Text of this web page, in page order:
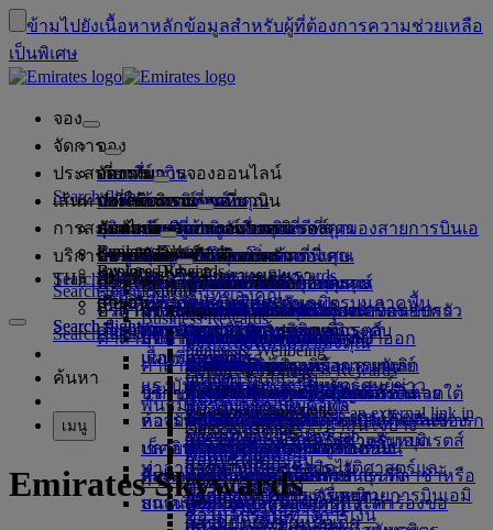
ข้ามไปยังเนื้อหาหลักข้อมูลสำหรับผู้ที่ต้องการความช่วยเหลือ
เป็นพิเศษ
จอง
จอง
จองเที่ยวบิน
ค้นหาเที่ยวบิน
ตารางเที่ยวบิน
ค่าโดยสารราคาพิเศษ
ข้อเสนอพิเศษ
วางแผนการเดินทางของคุณ
จองโรงแรม
ทัวร์และกิจกรรม
บริการการเดินทาง
Meet & GreetMeet & Greet Opens an
external link in a new tab
Dubai Connect
การขนส่ง
บริการรับส่งสนามบิน
เกี่ยวกับการจองออนไลน์
แอพของเอมิเรตส์
การรับประกันราคาที่ดีที่สุดของสายการบินเอ
มิเรตส์
การเลือกที่นั่ง
Hold my fare
แอพของเอมิเรตส์
Search flight
จัดการ
จัดการ
จัดการการจองของคุณ
เรียกดูข้อมูลการจองของคุณ
ยกเลิกการจองของคุณ
เปลี่ยนการจองของคุณ
เลือกที่นั่งของคุณ
อัพเกรดเที่ยวบินของคุณ
จัดการบริการรถพร้อมคนขับ
จองการเดินทางที่ได้รับการอำนวย
ความสะดวก
เช็คอินออนไลน์
ตัวเลือกการเช็คอิน
สถานะเที่ยวบิน
ก่อนเดินทาง
ก่อนออกเดินทาง
ข้อมูลการเดินทาง
คู่มือสำหรับวัตถุอันตราย
กฎระเบียบและประกาศ
สุขภาพ
แบบฟอร์มข้อมูลทางการแพทย์
(MEDIF)
ข้อมูลอาหาร
สารต้องห้ามในสหรัฐอาหรับเอมิเรตส์
ท่าอากาศยานนานาชาติดูไบ
อาคารผู้โดยสาร 3 ของสายการบินเอมิ
เรตส์
สัมภาระ
ข้อมูลสัมภาระ
ข้อมูลสัมภาระ
สัมภาระที่โหลดใต้ท้องเครื่อง
สัมภาระที่นำขึ้นเครื่อง
ซื้อสัมภาระเพิ่มเติม
น้ำหนักสัมภาระที่อนุญาตให้โหลดใต้
ท้องเครื่องเพิ่มเติม
บริการสัมภาระในดูไบ
สัมภาระที่ล่าช้าหรือเสียหาย
วีซ่าและหนังสือเดินทาง
ค้นหาข้อกำหนดเกี่ยวกับวีซ่าของคุณ
ข้อมูลวีซ่าและหนังสือเดินทาง
การอนุญาตให้เดินทางเข้าออก
สหรัฐอเมริกา
วีซ่าของสหรัฐอาหรับเอมิเรตส์
Search flight
ประสบการณ์
ประสบการณ์บนเที่ยวบิน
บริการบนเที่ยวบินของคุณ
คุณสมบัติห้องโดยสาร
ชั้นหนึ่ง
ชั้นธุรกิจ
ชั้นประหยัดพรีเมียม
ชั้นประหยัด
ความสะดวกสบายบนเครื่องบิน
ความบันเทิงบนเที่ยวบิน
รายการบันเทิงบน ice
ice TV Live
บริการ Wi-Fi บนเครื่องบิน
ความบันเทิงสำหรับเด็ก
สัมผัสประสบการณ์กับเอมิเรตส์
การเดินทางของคุณเริ่มต้นที่นี่
สัมผัสประสบการณ์กับเอมิเรตส์
บริการรถรับส่งพร้อมพนักงานขับรถ
บริการของเอมิเรตส์
เทศกาลพิเศษ
การเดินทางแบบไร้สัมผัส
ห้องรับรองผู้โดยสารของเรา
ห้องรับรองผู้โดยสารชั้นหนึ่ง
ห้องรับรองผู้โดยสารชั้นธุรกิจ
ห้องรับรองผู้โดยสารทั่วโลก
การเดินทางเป็นครอบครัว
การเดินทางกับครอบครัวของคุณ
วางแผนการเดินทางของคุณแบบครอบครัว
ผู้เยาว์ที่เดินทางโดยลำพัง
การตั้งครรภ์
น้ำหนักสัมภาระที่อนุญาต
กฏเกี่ยวกับค่าโดยสารของเด็กและทารก
เบาะรองนั่งและเปลเด็กอ่อน
ที่สนามบิน
บนเครื่องบิน
Fly Better
การเดินทางแบบเหนือระดับ
หลากเหตุผลในการบินเหนือระดับ
เกี่ยวกับเรา
เกี่ยวกับเรา
เรื่องราวของเรา
ศูนย์ข่าวประชาสัมพันธ์ศูนย์ข่าว
ประชาสัมพันธ์ Opens an external link in
a new tab
กลุ่มบริษัท
ความปลอดภัย
ความโปร่งใสทางการเงิน
Search flight
เส้นทางที่ให้บริการ
จุดหมายปลายทางของเรา
ปลายทาง
เส้นทางที่ให้บริการ
เอเชียและแปซิฟิก
ทวีปอเมริกา
แอฟริกา
ยุโรป
ตะวันออกกลาง
ปลายทางยอดนิยม
เที่ยวบินสู่ฮ่องกง
เที่ยวบินสู่ลอนดอน
Explore Dubai
Explore Dubai
Explore
Food & Drinks
Outdoor & Adventure
Fitness & Wellbeing
Culture & Heritage
Beach & Marine
Family entertainment
Outdoor Dining
พันธมิตรการเดินทางของเรา
สายการบินพันธมิตรและพันธมิตรบนภาคพื้น
พันธมิตรการเดินทางของเรา
แควนตัส
flydubai
พันธมิตร Emirates Skywards
สำรวจ
สำรวจจุดหมายปลายทางของเอมิเรตส์
แผนที่เส้นทาง
แรงบันดาลใจในช่วงวันหยุด
ชายหาดท่องเที่ยว
เที่ยวชมธรรมชาติในช่วงวันหยุด
การท่องเที่ยวเชิงประวัติศาสตร์และ
วัฒนธรรมในช่วงวันหยุด
การท่องเที่ยวในเมือง
Search flight
การสะสมไมล์
Emirates Skywards
สมัครสมาชิก Emirates Skywards
เกี่ยวกับ Emirates Skywards
สถานภาพสมาชิก
flydubai
เงินสด+ไมล์สะสม
บัตรสมาชิกแบบดิจิทัล
ครอบครัวของฉัน
แลกใช้ไมล์สะสม
ขอรับไมล์สะสม
ซื้อไมล์สะสม
Business Rewards
ลงทะเบียนบริษัทของคุณ
Business Rewards
ลงทะเบียนบริษัทของคุณ
เข้าสู่ระบบ Business Rewards
สิทธิประโยชน์
โปรแกรมนี้มีอะไรน่าสนใจบ้าง
คำถามที่พบบ่อย
Search flight
บริการช่วยเหลือ
บริการช่วยเหลือและติดต่อ
บริการช่วยเหลือและติดต่อ
บริการช่วยเหลือและติดต่อ
การเปลี่ยนแปลงหรือการยกเลิก
ความช่วยเหลือด้านวีซ่าและ
หนังสือเดินทาง
ข้อเสนอแนะและข้อร้องเรียน
การช่วยเหลิอเรื่องสัมภาระที่ล่าช้าหรือ
เสียหาย
คำถามของคุณ
คำถามที่ถามบ่อย
คำถามที่ถามบ่อย
การจองกับสายการบินเอมิเรตส์
เครือข่ายและรหัสเที่ยวบินร่วมกันของ
เรา
ผลิตภัณฑ์อื่นของเรา
ความช่วยเหลือพิเศษและคำร้องขอ
Search flight
TH
ค้นหา
เมนู
Emirates Skywards